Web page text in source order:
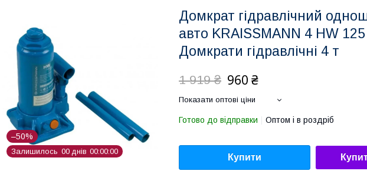
–50%
Залишилось 00 днів 00 00 00
Домкрат гідравлічний
авто KRAISSMANN 4 HW
Домкрати гідравлічні 4 т
1 919 ₴ 960 ₴
Показати оптові ціни
Готово до відправки Оптом і в роздріб
Купити